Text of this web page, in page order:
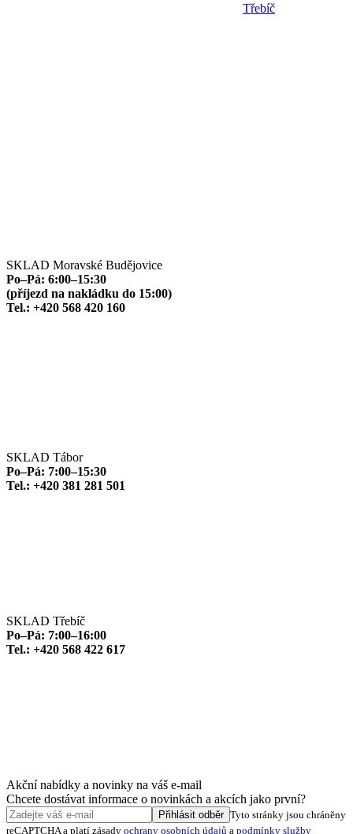
Třebíč
SKLAD Moravské Budějovice
Po–Pá: 6:00–15:30
(příjezd na nakládku do 15:00)
Tel.: +420 568 420 160
SKLAD Tábor
Po–Pá: 7:00–15:30
Tel.: +420 381 281 501
SKLAD Třebíč
Po–Pá: 7:00–16:00
Tel.: +420 568 422 617
Akční nabídky a novinky na váš e-mail
Chcete dostávat informace o novinkách a akcích jako první?
Přihlásit odběr Tyto stránky jsou chráněny
reCAPTCHA a platí zásady ochrany osobních údajů a podmínky služby